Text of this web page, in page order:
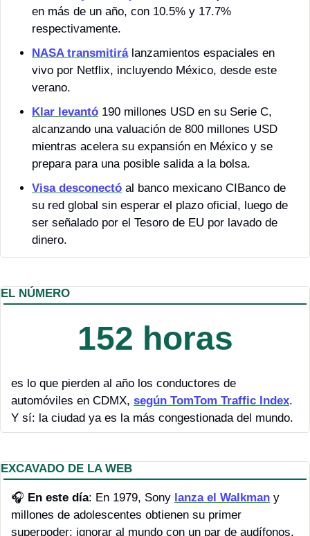
en más de un año, con 10.5% y 17.7%
respectivamente.
NASA transmitirá lanzamientos espaciales en
vivo por Netflix, incluyendo México, desde este
verano.
Klar levantó 190 millones USD en su Serie C,
alcanzando una valuación de 800 millones USD
mientras acelera su expansión en México y se
prepara para una posible salida a la bolsa.
Visa desconectó al banco mexicano CIBanco de
su red global sin esperar el plazo oficial, luego de
ser señalado por el Tesoro de EU por lavado de
dinero.
EL NÚMERO
152 horas
es lo que pierden al año los conductores de
automóviles en CDMX, según TomTom Traffic Index.
Y sí: la ciudad ya es la más congestionada del mundo.
EXCAVADO DE LA WEB
🎧 En este día: En 1979, Sony lanza el Walkman y
millones de adolescentes obtienen su primer
superpoder: ignorar al mundo con un par de audífonos.